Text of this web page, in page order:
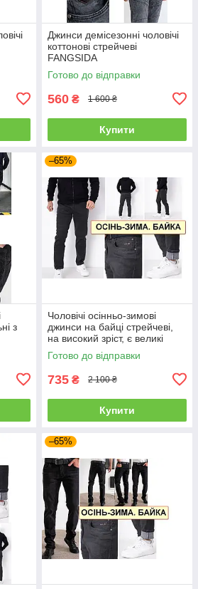
Джинси демісезонні чоловічі
коттонові стрейчеві
FANGSIDA
Готово до відправки
560 ₴ 1 600 ₴
Купити
з
–65%
Чоловічі осінньо-зимові
джинси на байці стрейчеві,
на високий зріст, є великі
розміри VINGVGS, Туреччина
Готово до відправки
735 ₴ 2 100 ₴
Купити
–65%